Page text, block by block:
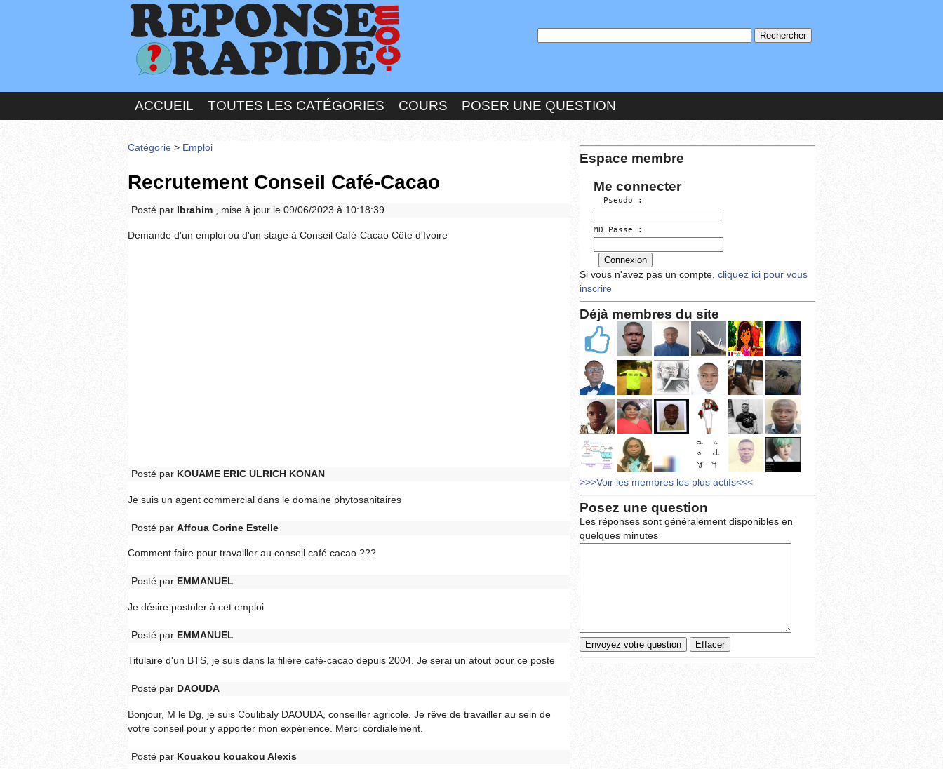
ACCUEIL TOUTES LES CATÉGORIES COURS POSER UNE QUESTION
Catégorie > Emploi
Recrutement Conseil Café-Cacao
Posté par Ibrahim , mise à jour le 09/06/2023 à 10:18:39
Demande d'un emploi ou d'un stage à Conseil Café-Cacao Côte d'Ivoire
Posté par KOUAME ERIC ULRICH KONAN
Je suis un agent commercial dans le domaine phytosanitaires
Posté par Affoua Corine Estelle
Comment faire pour travailler au conseil café cacao ???
Posté par EMMANUEL
Je désire postuler à cet emploi
Posté par EMMANUEL
Titulaire d'un BTS, je suis dans la filière café-cacao depuis 2004. Je serai un atout pour ce poste
Posté par DAOUDA
Bonjour, M le Dg, je suis Coulibaly DAOUDA, conseiller agricole. Je rêve de travailler au sein de
votre conseil pour y apporter mon expérience. Merci cordialement.
Posté par Kouakou kouakou Alexis
Espace membre
Me connecter
  Pseudo :
MD Passe :
Si vous n'avez pas un compte, cliquez ici pour vous
inscrire
Déjà membres du site
>>>Voir les membres les plus actifs<<<
Posez une question
Les réponses sont généralement disponibles en
quelques minutes